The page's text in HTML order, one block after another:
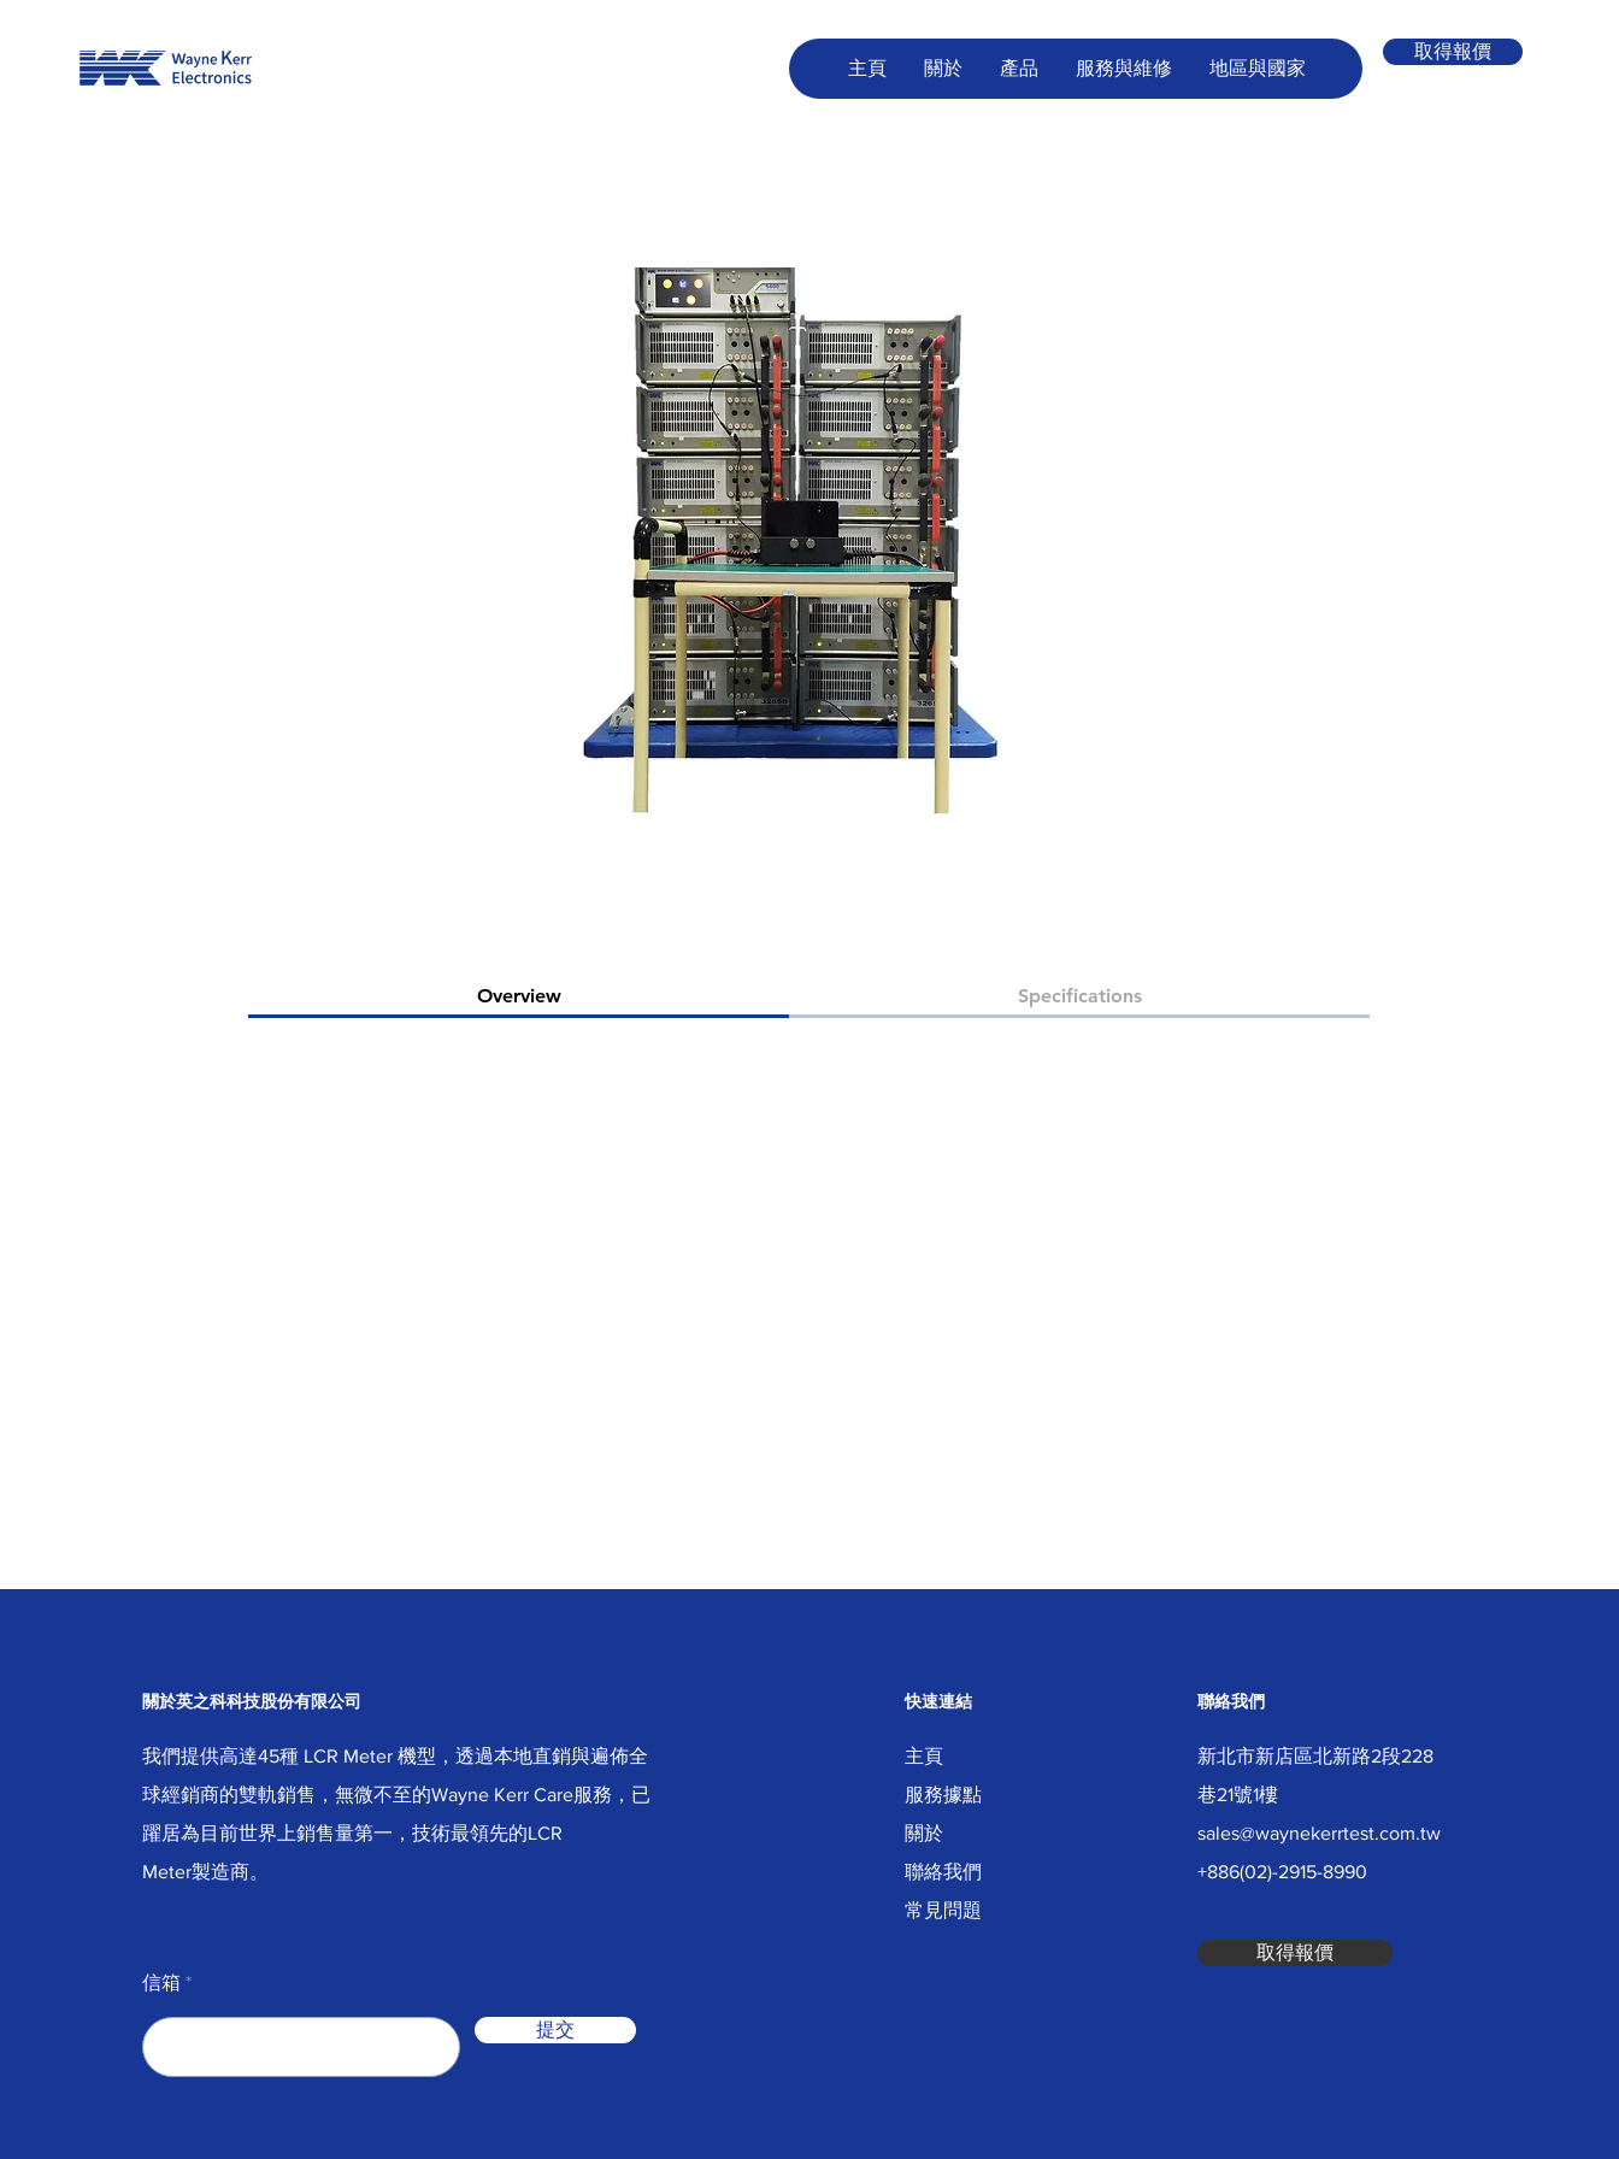
主頁 關於 產品 服務與維修 地區與國家
取得報價
Overview Specifications
關於英之科科技股份有限公司
我們提供高達45種 LCR Meter 機型，透過本地直銷與遍佈全
球經銷商的雙軌銷售，無微不至的Wayne Kerr Care服務，已
躍居為目前世界上銷售量第一，技術最領先的LCR
Meter製造商。
信箱
提交
快速連結
主頁
服務據點
關於
聯絡我們
常見問題
聯絡我們
新北市新店區北新路2段228
巷21號1樓
sales@waynekerrtest.com.tw
+886(02)-2915-8990
取得報價